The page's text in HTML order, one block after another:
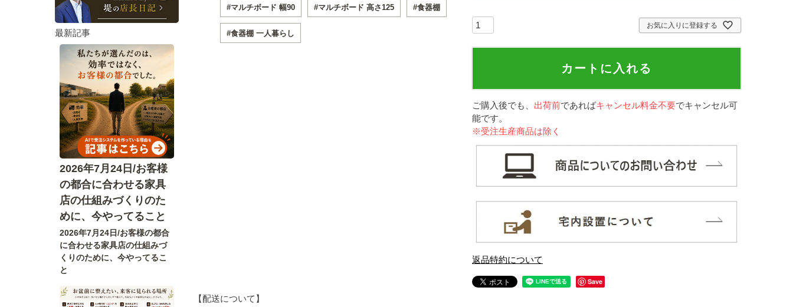
最新記事
2026年7月24日/お客様
の都合に合わせる家具
店の仕組みづくりのた
めに、今やってること
2026年7月24日/お客様の都合
に合わせる家具店の仕組みづ
くりのために、今やってるこ
と
#マルチボード 幅90 #マルチボード 高さ125 #食器棚
#食器棚 一人暮らし
お気に入りに登録する
カートに入れる
ご購入後でも、 出荷前であればキャンセル料金不要でキャンセル可
能です。
※受注生産商品は除く
返品特約について
Save
【配送について】